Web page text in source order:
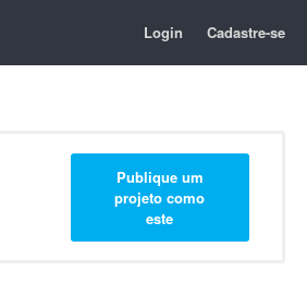
Login Cadastre-se
Publique um
projeto como
este